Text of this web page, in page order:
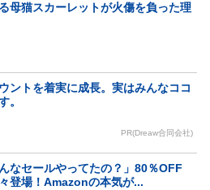
母猫スカーレットが火傷を負った理
ントを着実に成長。実はみんなココ
。
PR(Dreaw合同会社)
んなセールやってたの？」80％OFF
登場！Amazonの本気が...